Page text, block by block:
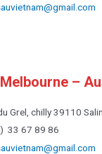
gmail.com
–
Grel, chilly 39110
33 67 89 86
gmail.com